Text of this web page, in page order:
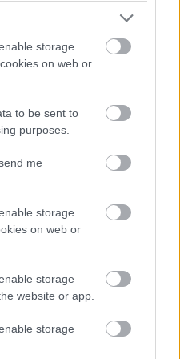
storage
on web or
to be sent to
purposes.
me
storage
on web or
storage
website or app.
storage
mióta
pornóhoz
online biztonsági
Online Safety Act, amely a